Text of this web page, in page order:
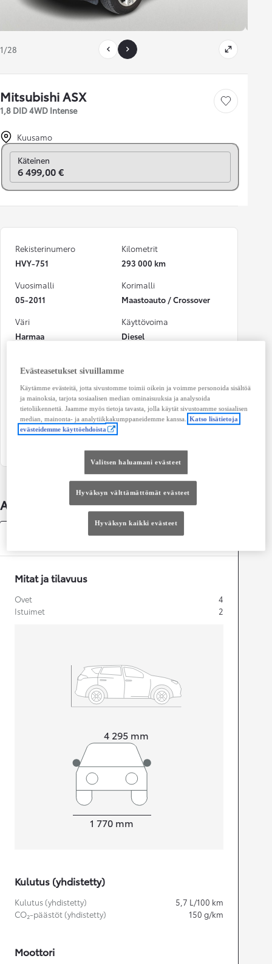
1/28
Mitsubishi ASX
1,8 DID 4WD Intense
Tallenna auto
Kuusamo
Vaihda rahoitukseen
Käteinen
6 499,00 €
Rekisterinumero
HVY-751
Kilometrit
293 000 km
Vuosimalli
05-2011
Korimalli
Maastoauto / Crossover
Väri
Harmaa
Käyttövoima
Diesel
110 kw (148 hv)
150 g/km
Vaihteisto
Manuaali
Istuimet
2
Ovet
Auton lisätiedot
Mitat ja tilavuus
Ovet
4
Istuimet
2
Pituus
4 295 mm
Leveys
1 770 mm
Kulutus (yhdistetty)
Kulutus (yhdistetty) 5,7 L/100 km
CO₂-päästöt (yhdistetty)
150 g/km
Moottori
Evästeasetukset sivuillamme
Käytämme evästeitä, jotta sivustomme toimii oikein ja voimme personoida sisältöä
ja mainoksia, tarjota sosiaalisen median ominaisuuksia ja analysoida
tietoliikennettä. Jaamme myös tietoja tavasta, jolla käytät sivustoamme sosiaalisen
median, mainonta- ja analytiikkakumppaneidemme kanssa.
Katso lisätietoja
evästeidemme käyttöehdoista
Valitsen haluamani evästeet
Hyväksyn välttämättömät evästeet
Hyväksyn kaikki evästeet